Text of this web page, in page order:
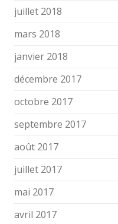
juillet 2018
mars 2018
janvier 2018
décembre 2017
octobre 2017
septembre 2017
août 2017
juillet 2017
mai 2017
avril 2017